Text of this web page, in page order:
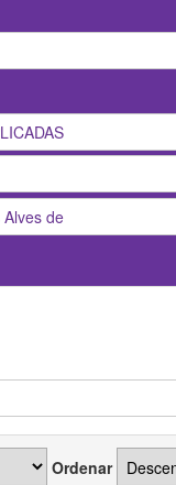
Ordenar